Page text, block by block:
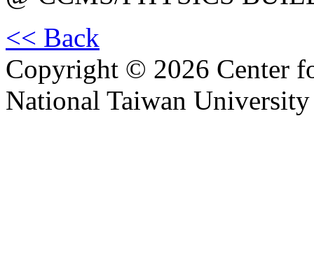
<< Back
Copyright © 2026 Center
National Taiwan University